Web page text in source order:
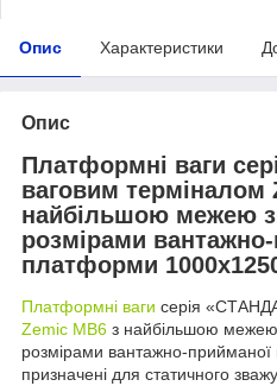
Опис Характеристики
Опис
Платформні ваги
ваговим терміналом
найбільшою межею
розмірами
платформи
Платформні ваги серія
Zemic MB6 з найбільшою межею
розмірами вантажно-
призначені для статичного